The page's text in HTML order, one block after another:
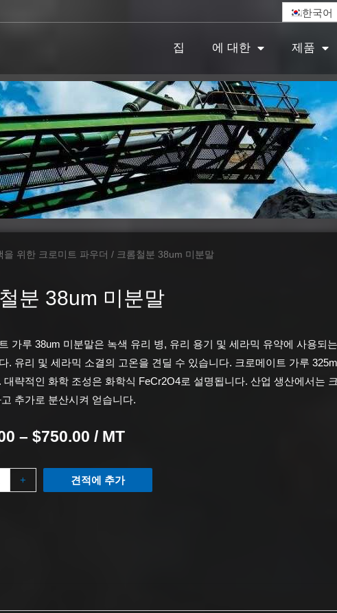
한국어
집 에 대한 제품
을 위한 크로미트 파우더 / 크롬철분 38um 미분말
분 38um 미분말
가루 38um 미분말은 녹색 유리 병, 유리 용기 및 세라믹 유약에 사용되
. 유리 및 세라믹 소결의 고온을 견딜 수 있습니다. 크로메이트 가루
대략적인 화학 조성은 화학식 FeCr2O4로 설명됩니다. 산업 생산에서는
추가로 분산시켜 얻습니다.
– $750.00 / MT
+ 견적에 추가